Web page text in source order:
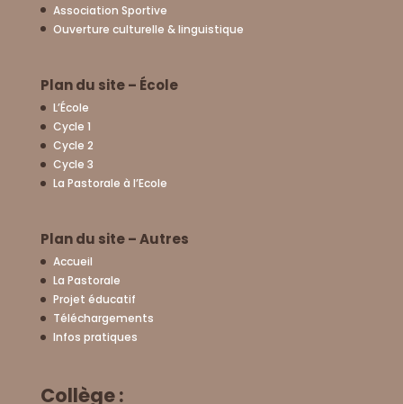
Association Sportive
Ouverture culturelle & linguistique
Plan du site – École
L’École
Cycle 1
Cycle 2
Cycle 3
La Pastorale à l’Ecole
Plan du site – Autres
Accueil
La Pastorale
Projet éducatif
Téléchargements
Infos pratiques
Collège :